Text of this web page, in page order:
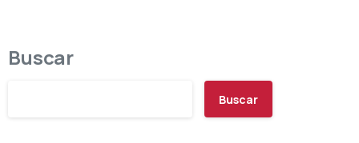
Buscar
Buscar